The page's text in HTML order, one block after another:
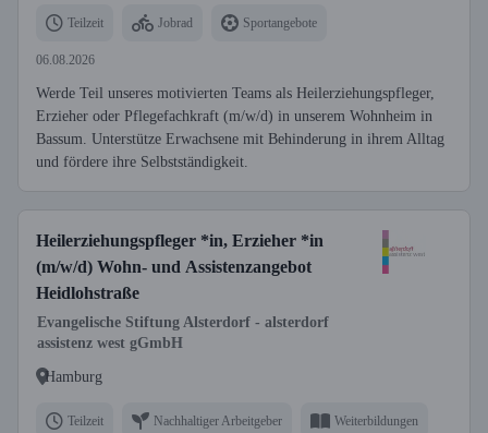
Teilzeit Jobrad Sportangebote
06.08.2026
Werde Teil unseres motivierten Teams als Heilerziehungspfleger,
Erzieher oder Pflegefachkraft (m/w/d) in unserem Wohnheim in
Bassum. Unterstütze Erwachsene mit Behinderung in ihrem Alltag
und fördere ihre Selbstständigkeit.
Heilerziehungspfleger *in, Erzieher *in
(m/w/d) Wohn- und Assistenzangebot
Heidlohstraße
Evangelische Stiftung Alsterdorf - alsterdorf
assistenz west gGmbH
Hamburg
Teilzeit Nachhaltiger Arbeitgeber Weiterbildungen